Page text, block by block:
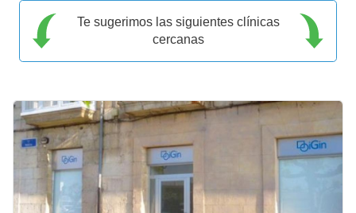
Te sugerimos las siguientes clínicas
cercanas